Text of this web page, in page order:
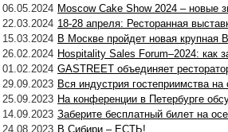
06.05.2024 Moscow Cake Show 2024 – новые
22.03.2024 18-28 апреля: Ресторанная
15.03.2024 В Москве пройдет новая крупная
26.02.2024 Hospitality Sales Forum–2024: как
01.02.2024 GASTREET объединяет
29.09.2023 Вся индустрия гостеприимства
25.09.2023 На конференции в Петербурге
14.09.2023 Заберите бесплатный билет на
24.08.2023 В Сибири – ЕСТЬ!